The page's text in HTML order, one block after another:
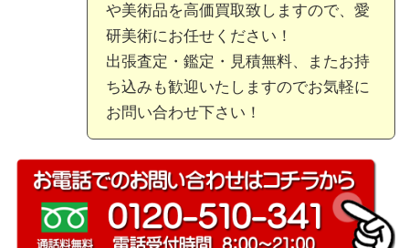
や美術品を高価買取致しますので、愛
研美術にお任せください！
出張査定・鑑定・見積無料、またお持
ち込みも歓迎いたしますのでお気軽に
お問い合わせ下さい！